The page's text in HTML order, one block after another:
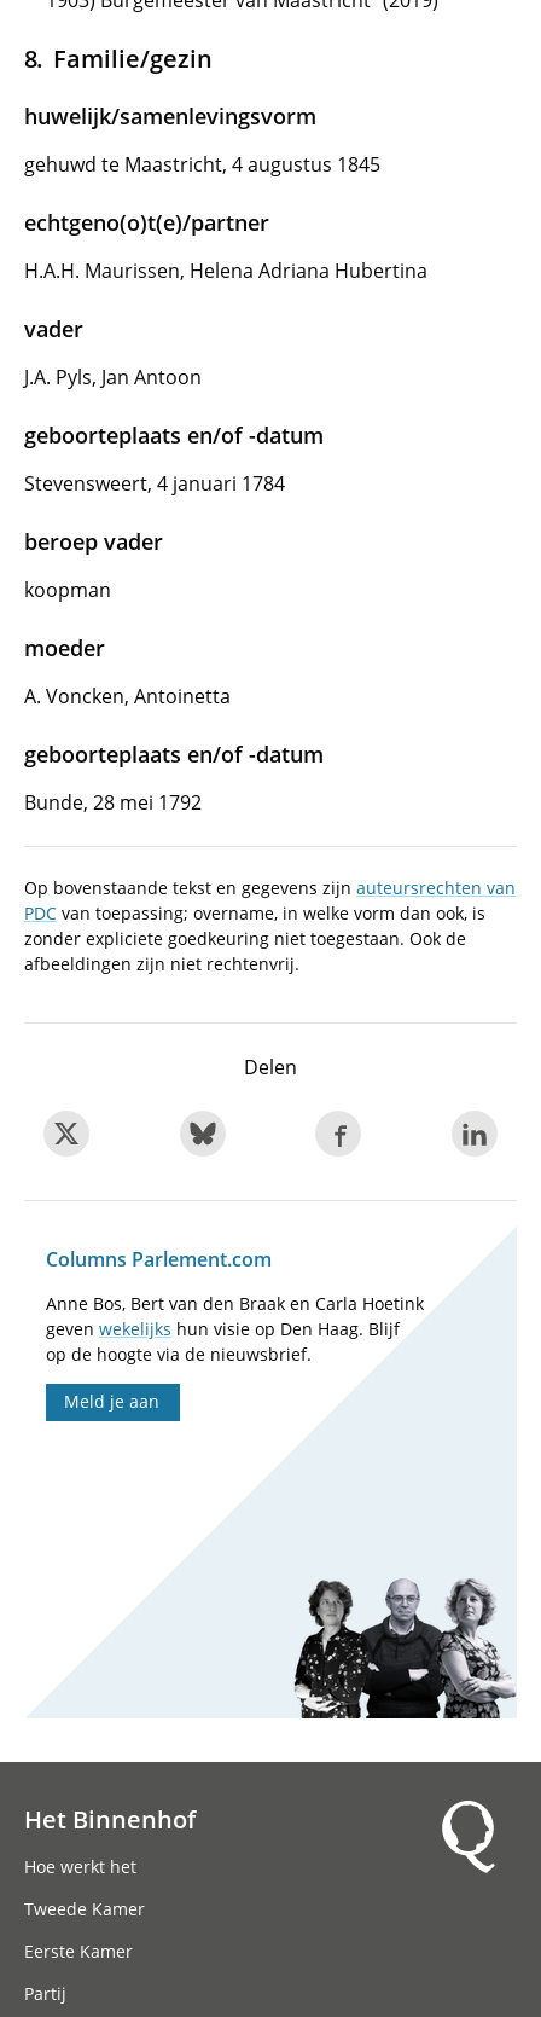
Familie/gezin
huwelijk/samenlevingsvorm
gehuwd te Maastricht, 4 augustus 1845
echtgeno(o)t(e)/partner
H.A.H. Maurissen, Helena Adriana Hubertina
vader
J.A. Pyls, Jan Antoon
geboorteplaats en/of -datum
Stevensweert, 4 januari 1784
beroep vader
koopman
moeder
A. Voncken, Antoinetta
geboorteplaats en/of -datum
Bunde, 28 mei 1792
Op bovenstaande tekst en gegevens zijn auteursrechten van
PDC van toepassing; overname, in welke vorm dan ook, is
zonder expliciete goedkeuring niet toegestaan. Ook de
afbeeldingen zijn niet rechtenvrij.
Delen
Columns Parlement.com
Anne Bos, Bert van den Braak en Carla Hoetink
geven wekelijks hun visie op Den Haag. Blijf
op de hoogte via de nieuwsbrief.
Meld je aan
Het Binnenhof
Hoe werkt het
Tweede Kamer
Eerste Kamer
Partij